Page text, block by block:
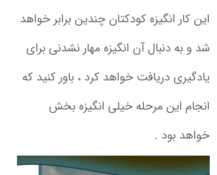
این کار انگیزه کودکتان چندین برابر خواهد
شد و به دنبال آن انگیزه مهار نشدنی برای
یادگیری دریافت خواهد کرد ، باور کنید که
انجام این مرحله خیلی انگیزه بخش
خواهد بود .